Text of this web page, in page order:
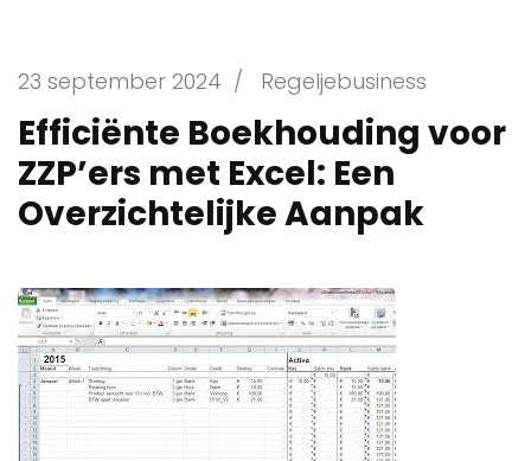
23 september 2024 / Regeljebusiness
Efficiënte Boekhouding voor
ZZP’ers met Excel: Een
Overzichtelijke Aanpak